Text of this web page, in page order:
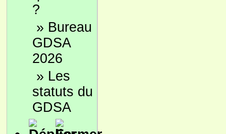
?
» Bureau
GDSA
2026
» Les
statuts du
GDSA